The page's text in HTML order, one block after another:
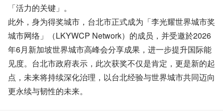
「活力的关键」。
此外，身为得奖城市，台北市正式成为「李光耀世界城市奖
城市网络」（LKYWCP Network）的成员，并受邀於2026
年6月新加坡世界城市高峰会分享成果，进一步提升国际能
见度。台北市政府表示，此次获奖不仅是肯定，更是新的起
点，未来将持续深化治理，以台北经验与世界城市共同迈向
更永续与韧性的未来。